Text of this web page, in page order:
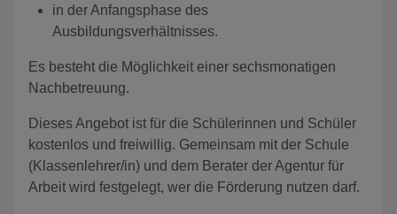
in der Anfangsphase des
Ausbildungsverhältnisses.
Es besteht die Möglichkeit einer sechsmonatigen
Nachbetreuung.
Dieses Angebot ist für die Schülerinnen und Schüler
kostenlos und freiwillig. Gemeinsam mit der Schule
(Klassenlehrer/in) und dem Berater der Agentur für
Arbeit wird festgelegt, wer die Förderung nutzen darf.